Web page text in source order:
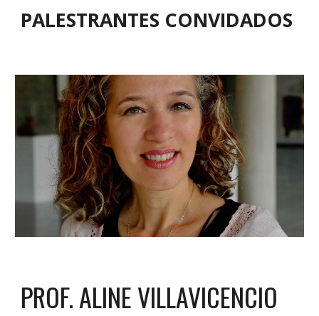
PALESTRANTES CONVIDADOS
PROF. ALINE VILLAVICENCIO